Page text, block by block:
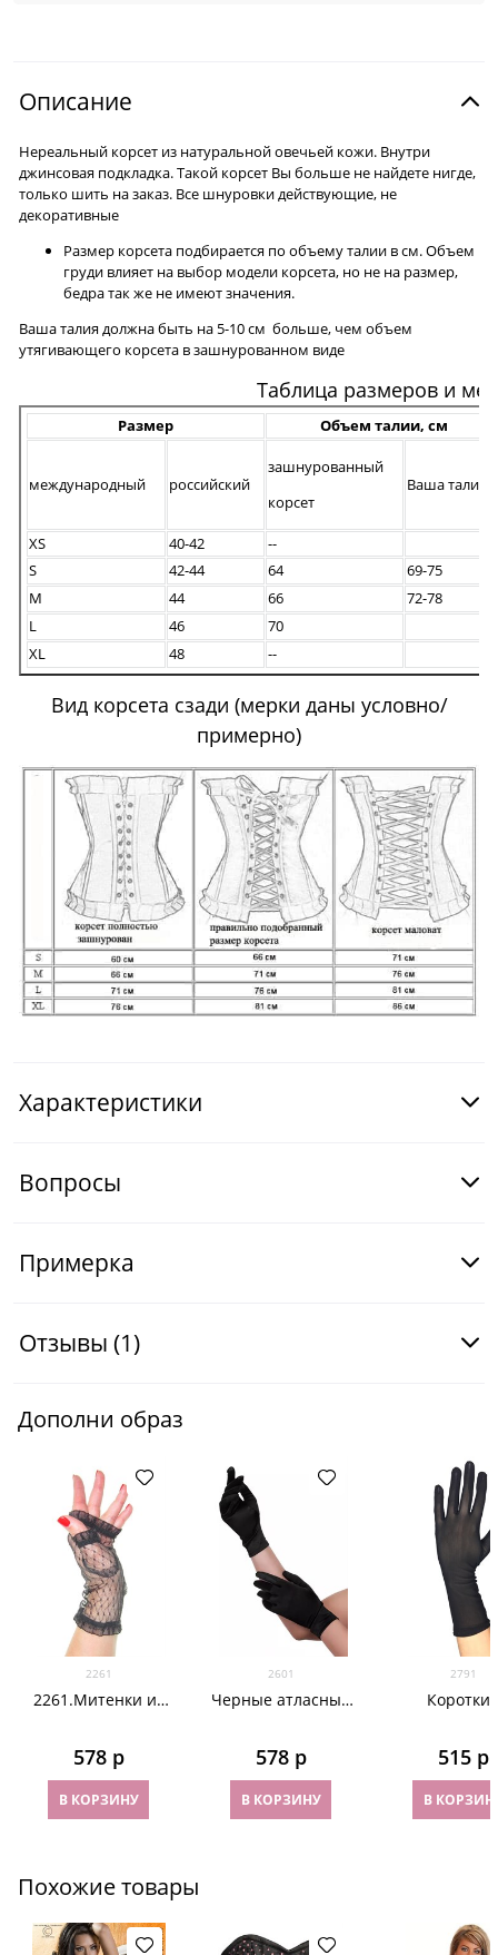
Описание
Нереальный корсет из натуральной овечьей кожи. Внутри
джинсовая подкладка. Такой корсет Вы больше не найдете нигде,
только шить на заказ. Все шнуровки действующие, не
декоративные
Размер корсета подбирается по объему талии в см. Объем
груди влияет на выбор модели корсета, но не на размер,
бедра так же не имеют значения.
Ваша талия должна быть на 5-10 см больше, чем объем
утягивающего корсета в зашнурованном виде
Таблица размеров и
Размер Объем талии, см
международный российский
зашнурованный
корсет
Ваша талия
XS 40-42
--
S
42-44 64
69-75
M
44 66
72-78
L
46
70
XL
48 --
Вид корсета сзади (мерки даны условно/
примерно)
Характеристики
Вопросы
Примерка
Отзывы (1)
Дополни образ
2261
2261.Митенки из
578 р
В КОРЗИНУ
2601
Черные атласные
578 р
В КОРЗИНУ
2791
515 р
В
Похожие товары